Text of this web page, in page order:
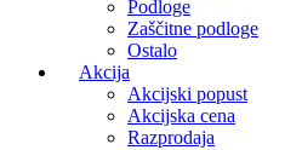
Podloge
Zaščitne podloge
Ostalo
Akcija
Akcijski popust
Akcijska cena
Razprodaja